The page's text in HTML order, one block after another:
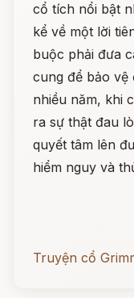
cổ tích nổi bật
kể về một lời
buộc phải đưa
cung để bảo vệ
nhiều năm, khi
ra sự thật đau
quyết tâm lên
hiểm nguy và
Truyện cổ